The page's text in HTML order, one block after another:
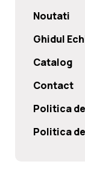
Noutati
Ghidul
Catalog
Contact
Politica
Politica